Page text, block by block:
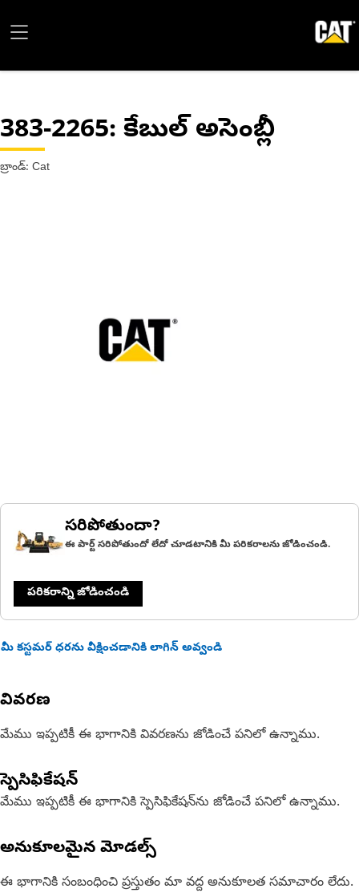
383-2265: కేబుల్ అసెంబ్లీ
బ్రాండ్: Cat
సరిపోతుందా?
ఈ పార్ట్ సరిపోతుందో లేదో చూడటానికి మీ పరికరాలను జోడించండి.
పరికరాన్ని జోడించండి
మీ కస్టమర్ ధరను వీక్షించడానికి లాగిన్ అవ్వండి
వివరణ
మేము ఇప్పటికీ ఈ భాగానికి వివరణను జోడించే పనిలో ఉన్నాము.
స్పెసిఫికేషన్
మేము ఇప్పటికీ ఈ భాగానికి స్పెసిఫికేషన్‌ను జోడించే పనిలో ఉన్నాము.
అనుకూలమైన మోడల్స్
ఈ భాగానికి సంబంధించి ప్రస్తుతం మా వద్ద అనుకూలత సమాచారం లేదు.